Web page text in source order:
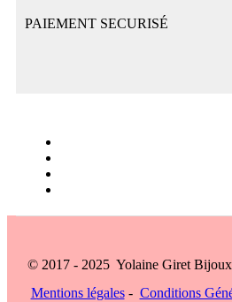
PAIEMENT SECURISÉ
© 2017 - 2025 Yolaine Giret
Mentions légales- Conditions